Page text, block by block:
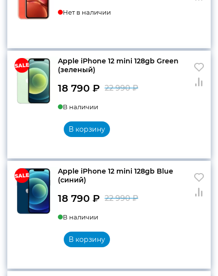
Нет в наличии
Apple iPhone 12 mini 128gb Green
(зеленый)
22 990₽
18 790 ₽
В наличии
В корзину
Apple iPhone 12 mini 128gb Blue
(cиний)
22 990₽
18 790 ₽
В наличии
В корзину